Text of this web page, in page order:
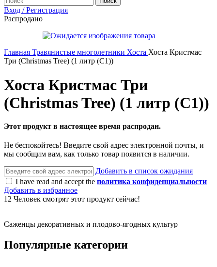
Вход / Регистрация
Распродано
Главная Травянистые многолетники Хоста Хоста Кристмас
Три (Christmas Tree) (1 литр (С1))
Хоста Кристмас Три
(Christmas Tree) (1 литр (С1))
Этот продукт в настоящее время распродан.
Не беспокойтесь! Введите свой адрес электронной почты, и
мы сообщим вам, как только товар появится в наличии.
Добавить в список ожидания
I have read and accept the политика конфиденциальности
Добавить в избранное
12 Человек смотрят этот продукт сейчас!
Саженцы декоративных и плодово-ягодных культур
Популярные категории